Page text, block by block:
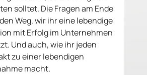
solltet. Die Fragen am Ende
Weg, wir ihr eine lebendige
mit Erfolg im Unternehmen
Und auch, wie ihr jeden
zu einer lebendigen
macht.